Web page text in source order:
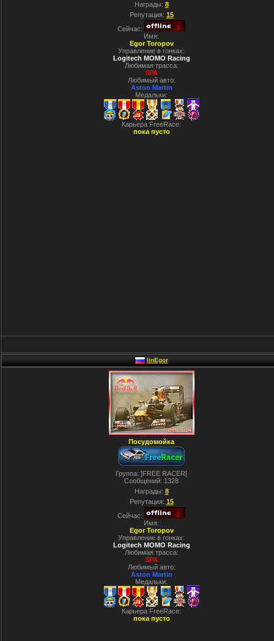
Награды: 8
Репутация: 15
Сейчас:
Имя:
Egor Toropov
Управление в гонках:
Logitech MOMO Racing
Любимая трасса:
SPA
Любимый авто:
Aston Martin
Медальки:
Карьера FreeRace:
пока пусто
linEgor
Посудомойка
Группа: ]FREE RACER[
Сообщений: 1328
Награды: 8
Репутация: 15
Сейчас:
Имя:
Egor Toropov
Управление в гонках:
Logitech MOMO Racing
Любимая трасса:
SPA
Любимый авто:
Aston Martin
Медальки:
Карьера FreeRace:
пока пусто